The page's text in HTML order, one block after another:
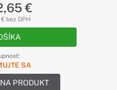
€
bez DPH
SA
PRODUKT